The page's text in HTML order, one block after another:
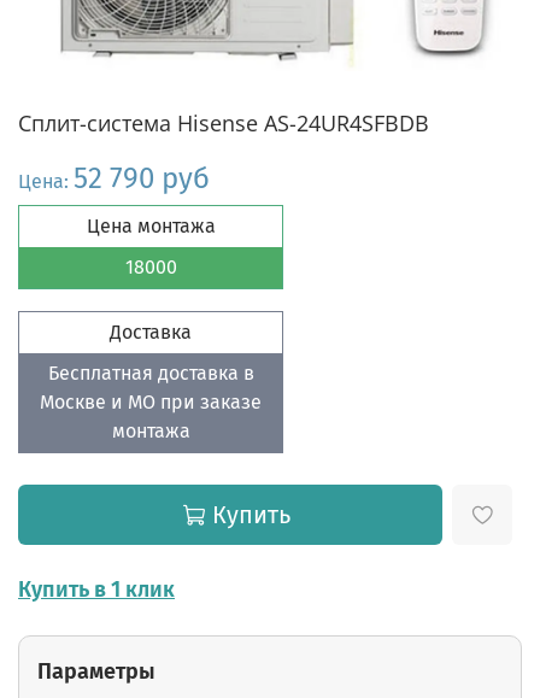
Сплит-система Hisense AS-24UR4SFBDB
Цена: 52 790 руб
Цена монтажа
18000
Доставка
Бесплатная доставка в
Москве и МО при заказе
монтажа
Купить
Купить в 1 клик
Параметры